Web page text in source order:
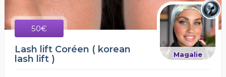
50€
Magalie
Lash lift Coréen ( korean
lash lift )